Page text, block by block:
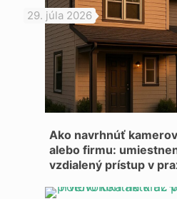
29. júla 2026
Ako navrhnúť
alebo firmu:
vzdialený prístup v